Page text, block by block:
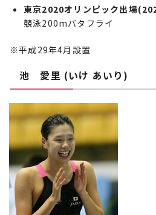
東京2020オリンピック出場
競泳200mバタフライ
※平成29年4月設置
池 愛里 (いけ あいり)